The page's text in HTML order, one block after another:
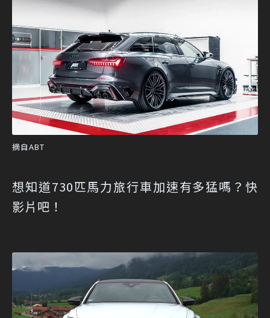
摘自ABT
想知道730匹馬力旅行車加速有多猛嗎？快
影片吧！